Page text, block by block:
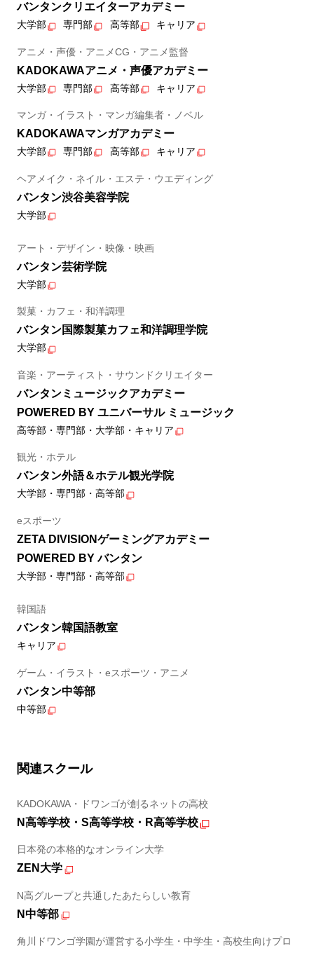
バンタンクリエイターアカデミー
大学部 専門部 高等部 キャリア
アニメ・声優・アニメCG・アニメ監督
KADOKAWAアニメ・声優アカデミー
大学部 専門部 高等部 キャリア
マンガ・イラスト・マンガ編集者・ノベル
KADOKAWAマンガアカデミー
大学部 専門部 高等部 キャリア
ヘアメイク・ネイル・エステ・ウエディング
バンタン渋谷美容学院
大学部
アート・デザイン・映像・映画
バンタン芸術学院
大学部
製菓・カフェ・和洋調理
バンタン国際製菓カフェ和洋調理学院
大学部
音楽・アーティスト・サウンドクリエイター
バンタンミュージックアカデミー
POWERED BY ユニバーサル ミュージック
高等部・専門部・大学部・キャリア
観光・ホテル
バンタン外語＆ホテル観光学院
大学部・専門部・高等部
eスポーツ
ZETA DIVISIONゲーミングアカデミー
POWERED BY バンタン
大学部・専門部・高等部
韓国語
バンタン韓国語教室
キャリア
ゲーム・イラスト・eスポーツ・アニメ
バンタン中等部
中等部
関連スクール
KADOKAWA・ドワンゴが創るネットの高校
N高等学校・S高等学校・R高等学校
日本発の本格的なオンライン大学
ZEN大学
N高グループと共通したあたらしい教育
N中等部
角川ドワンゴ学園が運営する小学生・中学生・高校生向けプロ